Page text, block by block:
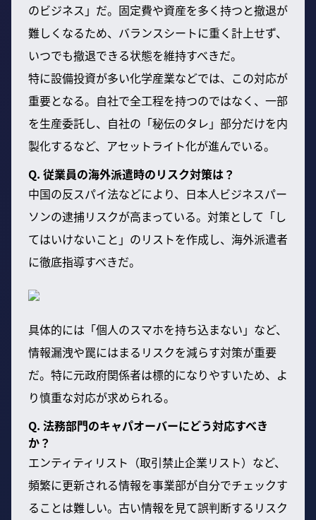
のビジネス」だ。固定費や資産を多く持つと撤退が
難しくなるため、バランスシートに重く計上せず、
いつでも撤退できる状態を維持すべきだ。
特に設備投資が多い化学産業などでは、この対応が
重要となる。自社で全工程を持つのではなく、一部
を生産委託し、自社の「秘伝のタレ」部分だけを内
製化するなど、アセットライト化が進んでいる。
Q. 従業員の海外派遣時のリスク対策は？
中国の反スパイ法などにより、日本人ビジネスパー
ソンの逮捕リスクが高まっている。対策として「し
てはいけないこと」のリストを作成し、海外派遣者
に徹底指導すべきだ。
具体的には「個人のスマホを持ち込まない」など、
情報漏洩や罠にはまるリスクを減らす対策が重要
だ。特に元政府関係者は標的になりやすいため、よ
り慎重な対応が求められる。
Q. 法務部門のキャパオーバーにどう対応すべき
か？
エンティティリスト（取引禁止企業リスト）など、
頻繁に更新される情報を事業部が自分でチェックす
ることは難しい。古い情報を見て誤判断するリスク